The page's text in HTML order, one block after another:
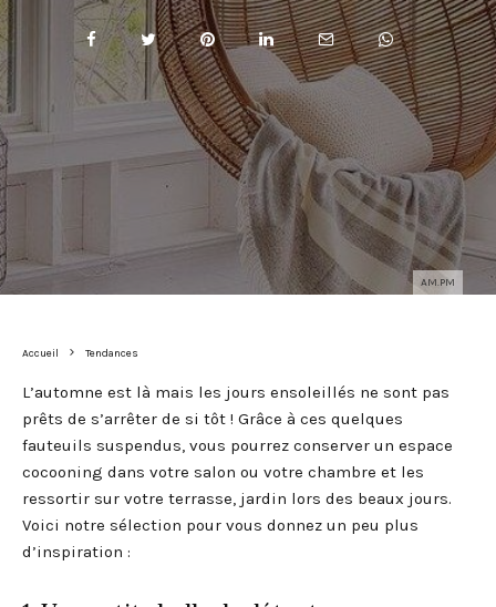
AM.PM
Accueil Tendances
L’automne est là mais les jours ensoleillés ne sont pas
prêts de s’arrêter de si tôt ! Grâce à ces quelques
fauteuils suspendus, vous pourrez conserver un espace
cocooning dans votre salon ou votre chambre et les
ressortir sur votre terrasse, jardin lors des beaux jours.
Voici notre sélection pour vous donnez un peu plus
d’inspiration :